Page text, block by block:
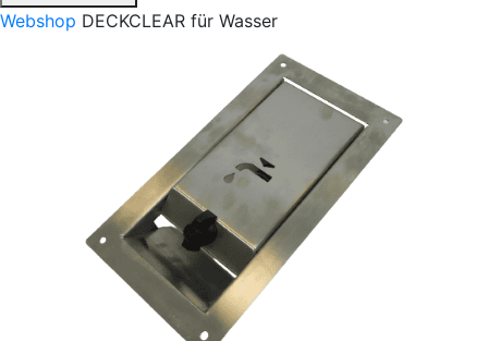
Webshop DECKCLEAR für Wasser